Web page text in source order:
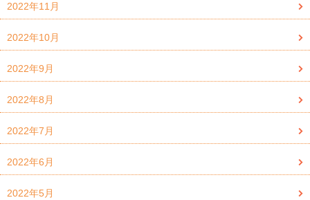
2022年11月
2022年10月
2022年9月
2022年8月
2022年7月
2022年6月
2022年5月